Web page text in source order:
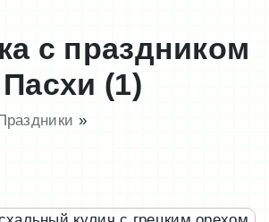
с праздником
(1)
Праздники »